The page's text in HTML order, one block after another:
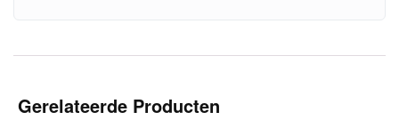
Gerelateerde Producten